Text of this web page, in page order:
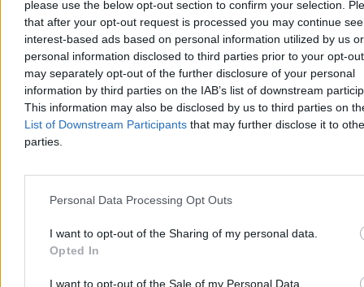
please use the below opt-out section to confirm your selection.
that after your opt-out request is processed you may continue
interest-based ads based on personal information utilized by us or
personal information disclosed to third parties prior to your opt-
may separately opt-out of the further disclosure of your personal
information by third parties on the IAB’s list of downstream
This information may also be disclosed by us to third parties on
List of Downstream Participants that may further disclose it to
parties.
Personal Data Processing Opt Outs
I want to opt-out of the Sharing of my personal data.
Opted In
I want to opt-out of the Sale of my Personal Data.
Reklama
Świat